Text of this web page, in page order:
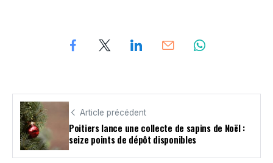
Article précédent
Poitiers lance une collecte de sapins de Noël :
seize points de dépôt disponibles